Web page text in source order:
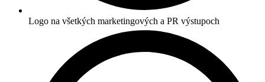
Logo na všetkých marketingových a PR výstupoch